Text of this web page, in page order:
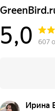
5,0 607
Ирина